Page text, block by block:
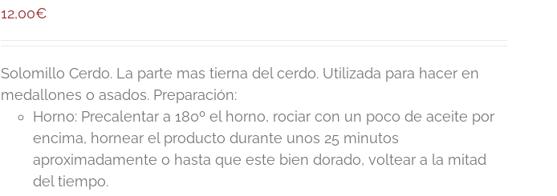
12,00€
Solomillo Cerdo. La parte mas tierna del cerdo. Utilizada para hacer en
medallones o asados. Preparación:
Horno: Precalentar a 180º el horno, rociar con un poco de aceite por
encima, hornear el producto durante unos 25 minutos
aproximadamente o hasta que este bien dorado, voltear a la mitad
del tiempo.